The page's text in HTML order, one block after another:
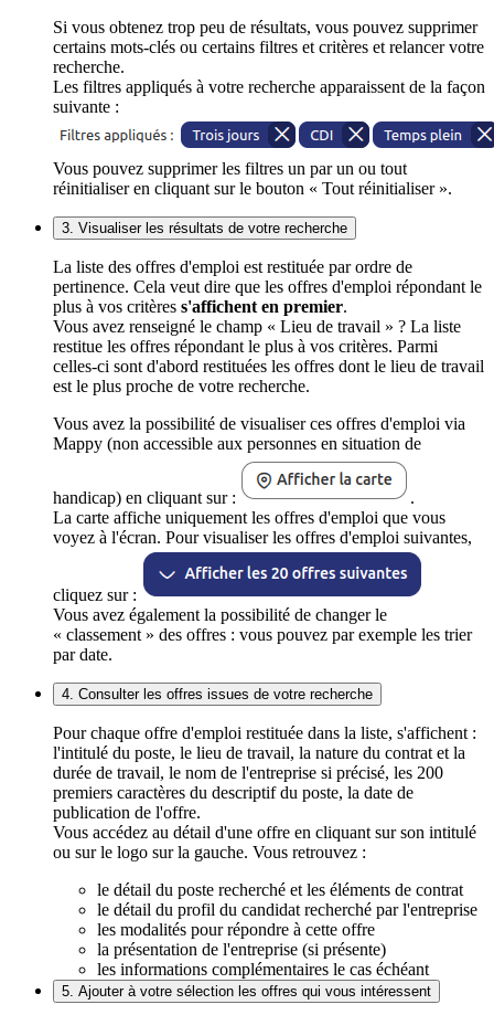
Si vous obtenez trop peu de résultats, vous pouvez supprimer
certains mots-clés ou certains filtres et critères et relancer votre
recherche.
Les filtres appliqués à votre recherche apparaissent de la façon
suivante :
Vous pouvez supprimer les filtres un par un ou tout
réinitialiser en cliquant sur le bouton « Tout réinitialiser ».
3. Visualiser les résultats de votre recherche
La liste des offres d'emploi est restituée par ordre de
pertinence. Cela veut dire que les offres d'emploi répondant le
plus à vos critères s'affichent en premier.
Vous avez renseigné le champ « Lieu de travail » ? La liste
restitue les offres répondant le plus à vos critères. Parmi
celles-ci sont d'abord restituées les offres dont le lieu de travail
est le plus proche de votre recherche.
Vous avez la possibilité de visualiser ces offres d'emploi via
Mappy (non accessible aux personnes en situation de
handicap) en cliquant sur :
.
La carte affiche uniquement les offres d'emploi que vous
voyez à l'écran. Pour visualiser les offres d'emploi suivantes,
cliquez sur :
Vous avez également la possibilité de changer le
« classement » des offres : vous pouvez par exemple les trier
par date.
4. Consulter les offres issues de votre recherche
Pour chaque offre d'emploi restituée dans la liste, s'affichent :
l'intitulé du poste, le lieu de travail, la nature du contrat et la
durée de travail, le nom de l'entreprise si précisé, les 200
premiers caractères du descriptif du poste, la date de
publication de l'offre.
Vous accédez au détail d'une offre en cliquant sur son intitulé
ou sur le logo sur la gauche. Vous retrouvez :
le détail du poste recherché et les éléments de contrat
le détail du profil du candidat recherché par l'entreprise
les modalités pour répondre à cette offre
la présentation de l'entreprise (si présente)
les informations complémentaires le cas échéant
5. Ajouter à votre sélection les offres qui vous intéressent